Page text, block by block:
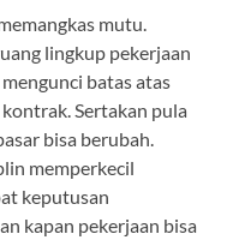
mutu.
lingkup pekerjaan
batas atas
Sertakan pula
bisa berubah.
memperkecil
keputusan
kapan pekerjaan bisa